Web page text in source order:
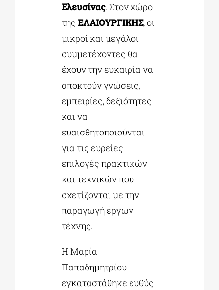
Ελευσίνας. Στον χώρο
της ΕΛΑΙΟΥΡΓΙΚΗΣ, οι
μικροί και μεγάλοι
συμμετέχοντες θα
έχουν την ευκαιρία να
αποκτούν γνώσεις,
εμπειρίες, δεξιότητες
και να
ευαισθητοποιούνται
για τις ευρείες
επιλογές πρακτικών
και τεχνικών που
σχετίζονται με την
παραγωγή έργων
τέχνης.
Η Μαρία
Παπαδημητρίου
εγκαταστάθηκε ευθύς